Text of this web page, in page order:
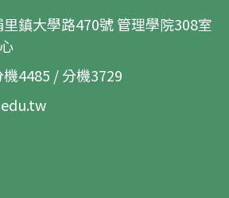
鎮大學路470號 管理學院308室
4485 / 分機3729